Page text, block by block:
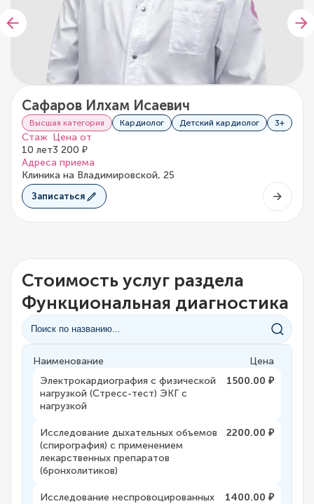
Сафаров Илхам Исаевич
Высшая категория Кардиолог Детский кардиолог 3+
Стаж
10 лет
Цена от
3 200 ₽
Адреса приема
Клиника на Владимировской, 25
Записаться
Стоимость услуг раздела
Функциональная диагностика
Наименование
Цена
Электрокардиография с физической
нагрузкой (Стресс-тест) ЭКГ с
нагрузкой
1500.00 ₽
Исследование дыхательных объемов
(спирография) с применением
лекарственных препаратов
(бронхолитиков)
2200.00 ₽
Исследование неспровоцированных
1400.00 ₽